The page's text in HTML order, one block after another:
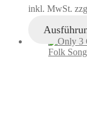
inkl. MwSt.